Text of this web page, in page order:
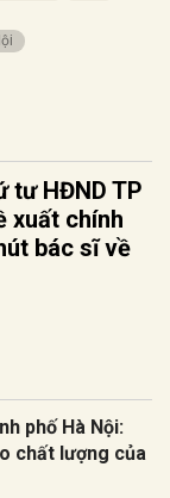
tư HĐND TP
xuất chính
bác sĩ về
phố Hà Nội:
chất lượng của